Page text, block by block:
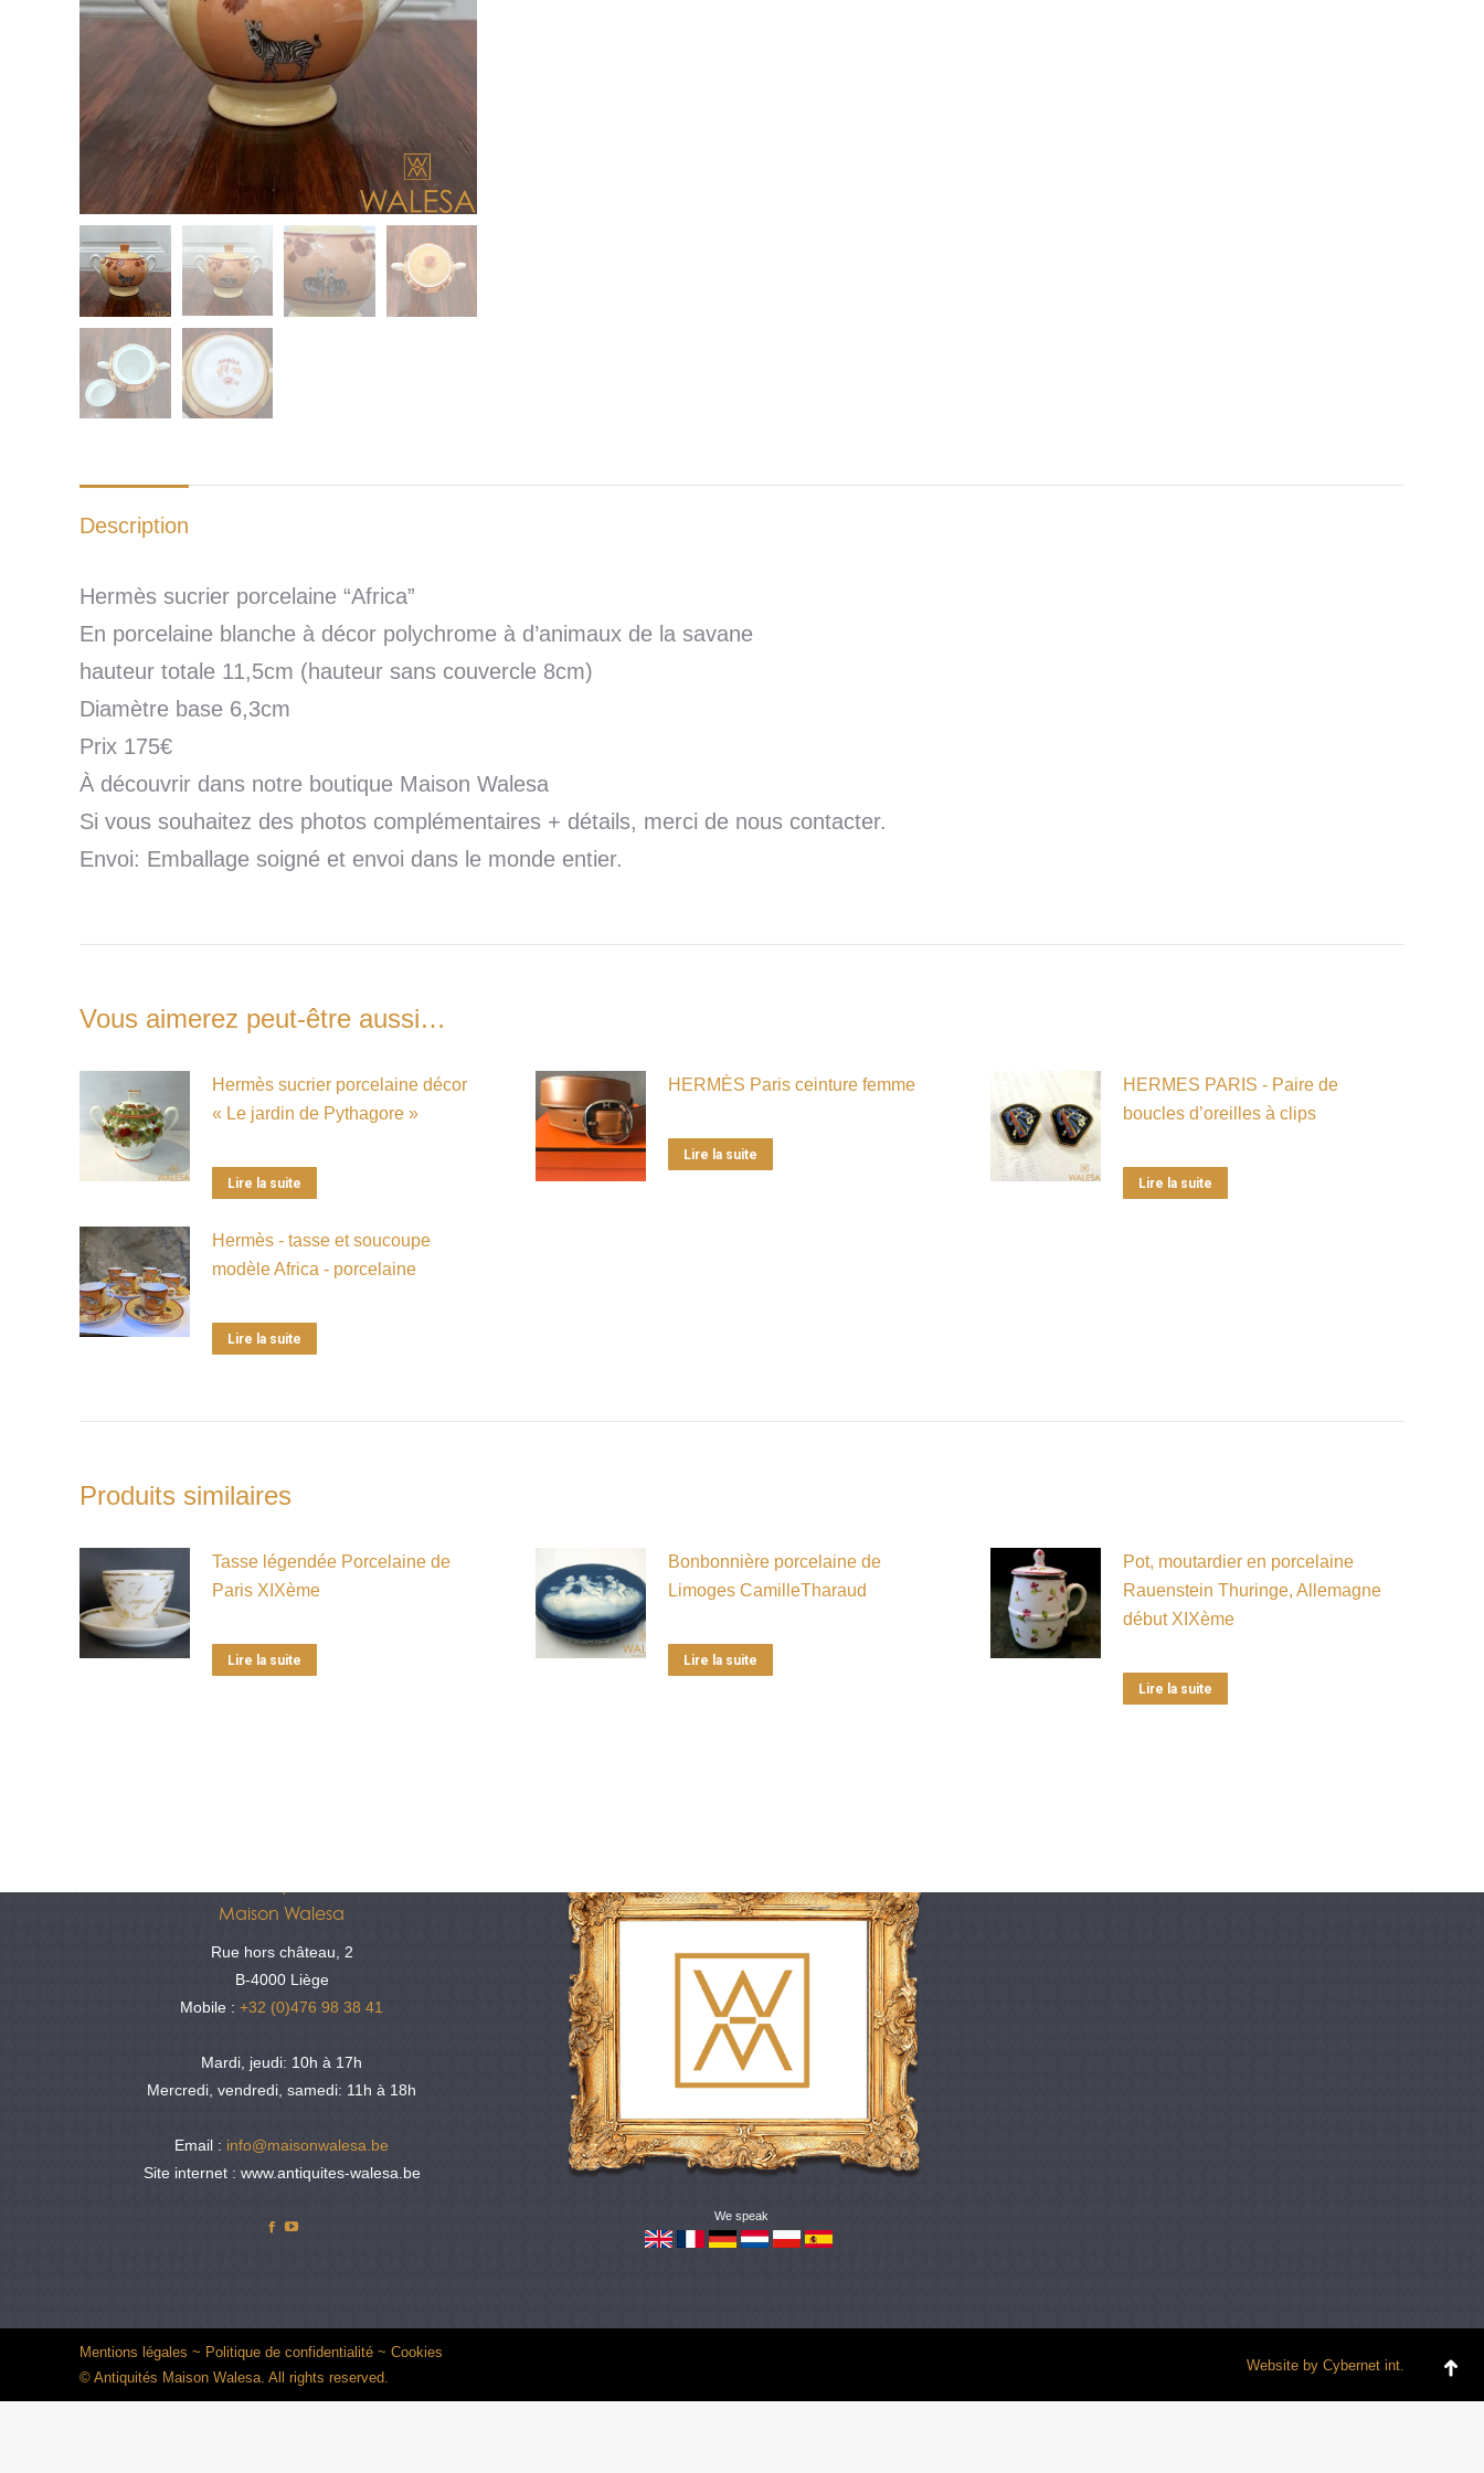
Description
Hermès sucrier porcelaine “Africa”
En porcelaine blanche à décor polychrome à d’animaux de la savane
hauteur totale 11,5cm (hauteur sans couvercle 8cm)
Diamètre base 6,3cm
Prix 175€
À découvrir dans notre boutique Maison Walesa
Si vous souhaitez des photos complémentaires + détails, merci de nous contacter.
Envoi: Emballage soigné et envoi dans le monde entier.
Vous aimerez peut-être aussi…
Hermès sucrier porcelaine décor
« Le jardin de Pythagore »
Lire la suite
HERMÈS Paris ceinture femme
Lire la suite
HERMES PARIS - Paire de
boucles d’oreilles à clips
Lire la suite
Hermès - tasse et soucoupe
modèle Africa - porcelaine
Lire la suite
Produits similaires
Tasse légendée Porcelaine de
Paris XIXème
Lire la suite
Bonbonnière porcelaine de
Limoges CamilleTharaud
Lire la suite
Pot, moutardier en porcelaine
Rauenstein Thuringe, Allemagne
début XIXème
Lire la suite
Maison Walesa
Rue hors château, 2
B-4000 Liège
Mobile :+32 (0)476 98 38 41
Mardi, jeudi: 10h à 17h
Mercredi, vendredi, samedi: 11h à 18h
Email : info@maisonwalesa.be
Site internet : www.antiquites-walesa.be
Facebook
We speak
Mentions légales ~ Politique de confidentialité ~ Cookies
© Antiquités Maison Walesa. All rights reserved.
Website by Cybernet int.
Go